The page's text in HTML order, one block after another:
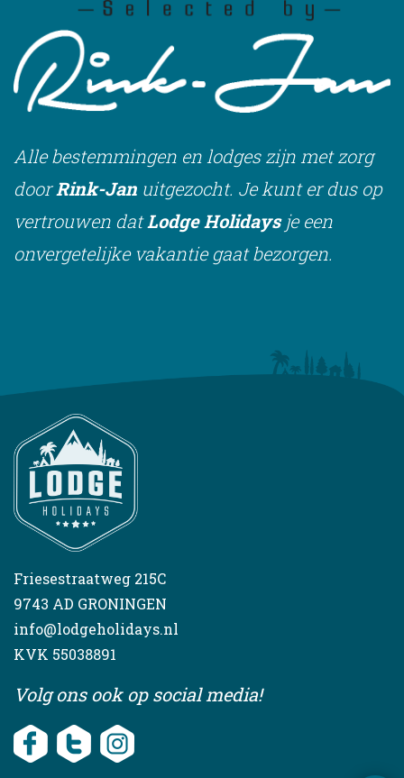
Alle bestemmingen en lodges zijn met zorg
doorRink-Jan uitgezocht. Je kunt er dus op
vertrouwen datLodge Holidaysje een
onvergetelijke vakantie gaat bezorgen.
Friesestraatweg 215C
9743 AD GRONINGEN
info@lodgeholidays.nl
KVK 55038891
Volg ons ook op social media!